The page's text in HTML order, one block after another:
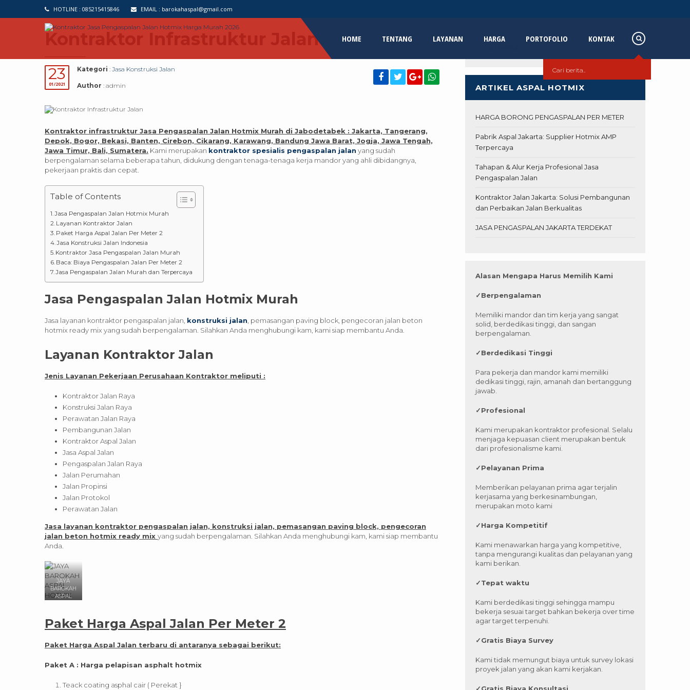
HOTLINE : 085215415846 EMAIL : barokahaspal@gmail.com
HOME TENTANG LAYANAN HARGA PORTOFOLIO KONTAK
Kontraktor Infrastruktur Jalan
23
01/2021
Kategori : Jasa Konstruksi Jalan
Author : admin
Kontraktor infrastruktur Jasa Pengaspalan Jalan Hotmix Murah di Jabodetabek : Jakarta, Tangerang,
Depok, Bogor, Bekasi, Banten, Cirebon, Cikarang, Karawang, Bandung Jawa Barat, Jogja, Jawa Tengah,
Jawa Timur, Bali, Sumatera. Kami merupakan kontraktor spesialis pengaspalan jalan yang sudah
berpengalaman selama beberapa tahun, didukung dengan tenaga-tenaga kerja mandor yang ahli dibidangnya,
pekerjaan praktis dan cepat.
Table of Contents
Jasa Pengaspalan Jalan Hotmix Murah
Layanan Kontraktor Jalan
Paket Harga Aspal Jalan Per Meter 2
Jasa Konstruksi Jalan Indonesia
Kontraktor Jasa Pengaspalan Jalan Murah
Baca: Biaya Pengaspalan Jalan Per Meter 2
Jasa Pengaspalan Jalan Murah dan Terpercaya
Jasa Pengaspalan Jalan Hotmix Murah
Jasa layanan kontraktor pengaspalan jalan, konstruksi jalan , pemasangan paving block, pengecoran jalan beton
hotmix ready mix yang sudah berpengalaman. Silahkan Anda menghubungi kam, kami siap membantu Anda.
Layanan Kontraktor Jalan
Jenis Layanan Pekerjaan Perusahaan Kontraktor meliputi :
Kontraktor Jalan Raya
Konstruksi Jalan Raya
Perawatan Jalan Raya
Pembangunan Jalan
Kontraktor Aspal Jalan
Jasa Aspal Jalan
Pengaspalan Jalan Raya
Jalan Perumahan
Jalan Propinsi
Jalan Protokol
Perawatan Jalan
Jasa layanan kontraktor pengaspalan jalan, konstruksi jalan, pemasangan paving block, pengecoran
jalan beton hotmix ready mix yang sudah berpengalaman. Silahkan Anda menghubungi kam, kami siap membantu
Anda.
JAYA
BAROKAH
ASPAL
Paket Harga Aspal Jalan Per Meter 2
Paket Harga Aspal Jalan terbaru di antaranya sebagai berikut:
Paket A : Harga pelapisan asphalt hotmix
Teack coating asphal cair ( Perekat }
ARTIKEL ASPAL HOTMIX
HARGA BORONG PENGASPALAN PER METER
Pabrik Aspal Jakarta: Supplier Hotmix AMP
Terpercaya
Tahapan & Alur Kerja Profesional Jasa
Pengaspalan Jalan
Kontraktor Jalan Jakarta: Solusi Pembangunan
dan Perbaikan Jalan Berkualitas
JASA PENGASPALAN JAKARTA TERDEKAT
Alasan Mengapa Harus Memilih Kami
✓Berpengalaman
Memiliki mandor dan tim kerja yang sangat
solid, berdedikasi tinggi, dan sangan
berpengalaman.
✓Berdedikasi Tinggi
Para pekerja dan mandor kami memiliki
dedikasi tinggi, rajin, amanah dan bertanggung
jawab.
✓Profesional
Kami merupakan kontraktor profesional. Selalu
menjaga kepuasan client merupakan bentuk
dari profesionalisme kami.
✓Pelayanan Prima
Memberikan pelayanan prima agar terjalin
kerjasama yang berkesinambungan,
merupakan moto kami
✓Harga Kompetitif
Kami menawarkan harga yang kompetitive,
tanpa mengurangi kualitas dan pelayanan yang
kami berikan.
✓Tepat waktu
Kami berdedikasi tinggi sehingga mampu
bekerja sesuai target bahkan bekerja over time
agar target terpenuhi.
✓Gratis Biaya Survey
Kami tidak memungut biaya untuk survey lokasi
proyek jalan yang akan kami kerjakan.